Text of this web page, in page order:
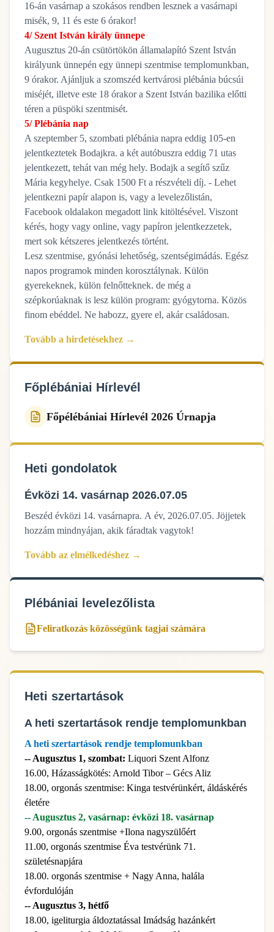
16-án vasárnap a szokásos rendben lesznek a vasárnapi
misék, 9, 11 és este 6 órakor!
4/ Szent István király ünnepe
Augusztus 20-án csütörtökön államalapító Szent István
királyunk ünnepén egy ünnepi szentmise templomunkban,
9 órakor. Ajánljuk a szomszéd kertvárosi plébánia búcsúi
miséjét, illetve este 18 órakor a Szent István bazilika előtti
téren a püspöki szentmisét.
5/ Plébánia nap
A szeptember 5, szombati plébánia napra eddig 105-en
jelentkeztetek Bodajkra. a két autóbuszra eddig 71 utas
jelentkezett, tehát van még hely. Bodajk a segítő szűz
Mária kegyhelye. Csak 1500 Ft a részvételi díj. - Lehet
jelentkezni papír alapon is, vagy a levelezőlistán,
Facebook oldalakon megadott link kitöltésével. Viszont
kérés, hogy vagy online, vagy papíron jelentkezzetek,
mert sok kétszeres jelentkezés történt.
Lesz szentmise, gyónási lehetőség, szentségimádás. Egész
napos programok minden korosztálynak. Külön
gyerekeknek, külön felnőtteknek. de még a
szépkorúaknak is lesz külön program: gyógytorna. Közös
finom ebéddel. Ne habozz, gyere el, akár családosan.
Tovább a hirdetésekhez →
Főplébániai Hírlevél
Főpélébániai Hírlevél 2026 Úrnapja
Heti gondolatok
Évközi 14. vasárnap 2026.07.05
Beszéd évközi 14. vasárnapra. A év, 2026.07.05. Jöjjetek
hozzám mindnyájan, akik fáradtak vagytok!
Tovább az elmélkedéshez →
Plébániai levelezőlista
Feliratkozás közösségünk tagjai számára
Heti szertartások
A heti szertartások rendje templomunkban
A heti szertartások rendje templomunkban
-- Augusztus 1, szombat: Liquori Szent Alfonz
16.00, Házasságkötés: Arnold Tibor – Gécs Aliz
18.00, orgonás szentmise: Kinga testvérünkért, áldáskérés
életére
-- Augusztus 2, vasárnap: évközi 18. vasárnap
9.00, orgonás szentmise +Ilona nagyszülőért
11.00, orgonás szentmise Éva testvérünk 71.
születésnapjára
18.00. orgonás szentmise + Nagy Anna, halála
évfordulóján
-- Augusztus 3, hétfő
18.00, igeliturgia áldoztatással Imádság hazánkért